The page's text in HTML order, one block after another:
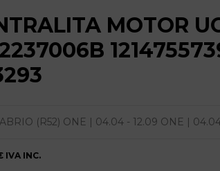
MOTOR
(R52) ONE | 04.04 - 12.09 ONE |
IVA INC.